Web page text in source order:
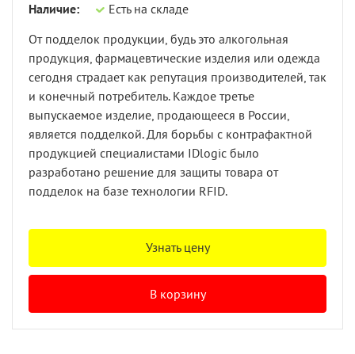
Наличие:
Есть на складе
От подделок продукции, будь это алкогольная
продукция, фармацевтические изделия или одежда
сегодня страдает как репутация производителей, так
и конечный потребитель. Каждое третье
выпускаемое изделие, продающееся в России,
является подделкой. Для борьбы с контрафактной
продукцией специалистами IDlogic было
разработано решение для защиты товара от
подделок на базе технологии RFID.
Узнать цену
В корзину